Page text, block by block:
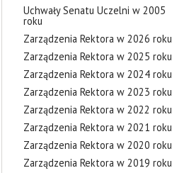
Uchwały Senatu Uczelni w 2005
roku
Zarządzenia Rektora w 2026 roku
Zarządzenia Rektora w 2025 roku
Zarządzenia Rektora w 2024 roku
Zarządzenia Rektora w 2023 roku
Zarządzenia Rektora w 2022 roku
Zarządzenia Rektora w 2021 roku
Zarządzenia Rektora w 2020 roku
Zarządzenia Rektora w 2019 roku